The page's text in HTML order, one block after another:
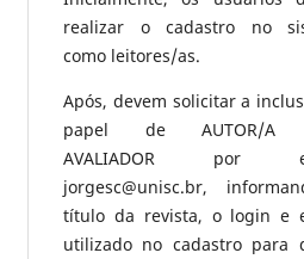
realizar o cadastro no
como leitores/as.
Após, devem solicitar a
papel de AUTOR/A
AVALIADOR por e-
jorgesc@unisc.br,
título da revista, o login e
utilizado no cadastro para